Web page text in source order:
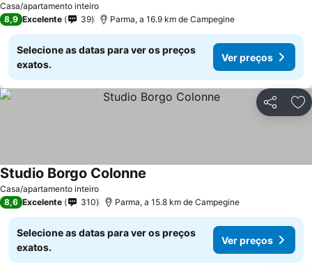
Casa/apartamento inteiro
8,9 Excelente 39 Parma, a 16.9 km de Campegine
Selecione as datas para ver os preços
exatos.
Ver preços
Partilhar
Casa/apartamento inteiro
Studio Borgo Colonne
8,6 Excelente 310 Parma, a 15.8 km de Campegine
Selecione as datas para ver os preços
exatos.
Ver preços